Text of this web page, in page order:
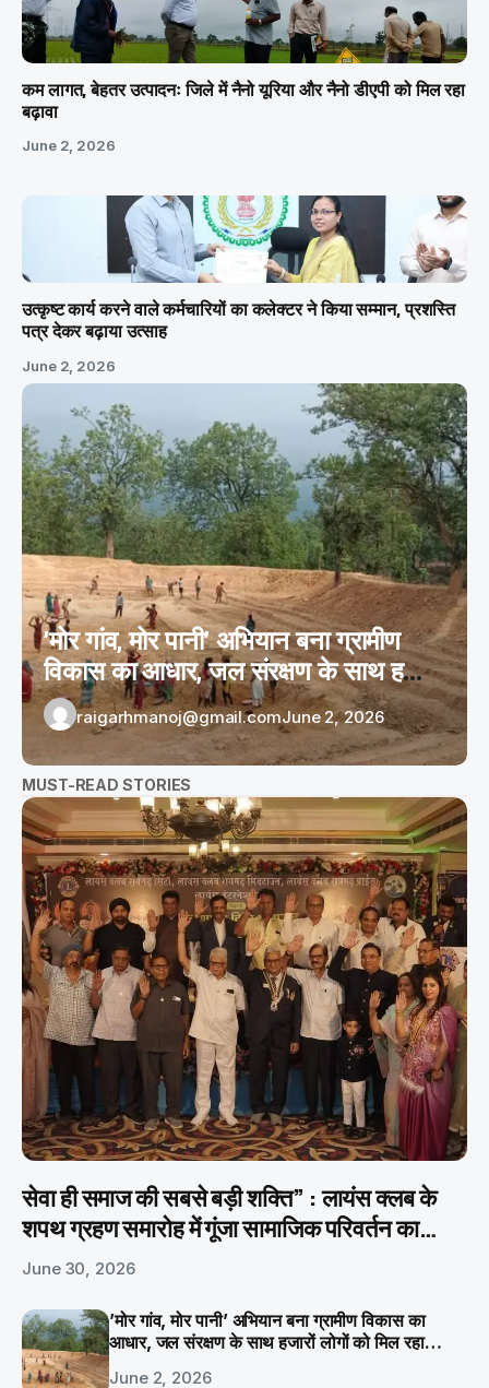
कम लागत, बेहतर उत्पादनः जिले में नैनो यूरिया और नैनो डीएपी को मिल रहा
बढ़ावा
June 2, 2026
उत्कृष्ट कार्य करने वाले कर्मचारियों का कलेक्टर ने किया सम्मान, प्रशस्ति
पत्र देकर बढ़ाया उत्साह
June 2, 2026
’मोर गांव, मोर पानी’ अभियान बना ग्रामीण
विकास का आधार, जल संरक्षण के साथ हजारों
लोगों को मिल रहा रोजगार
raigarhmanoj@gmail.comJune 2, 2026
MUST-READ STORIES
सेवा ही समाज की सबसे बड़ी शक्ति” : लायंस क्लब के
शपथ ग्रहण समारोह में गूंजा सामाजिक परिवर्तन का
संकल्प
June 30, 2026
’मोर गांव, मोर पानी’ अभियान बना ग्रामीण विकास का
आधार, जल संरक्षण के साथ हजारों लोगों को मिल रहा
June 2, 2026